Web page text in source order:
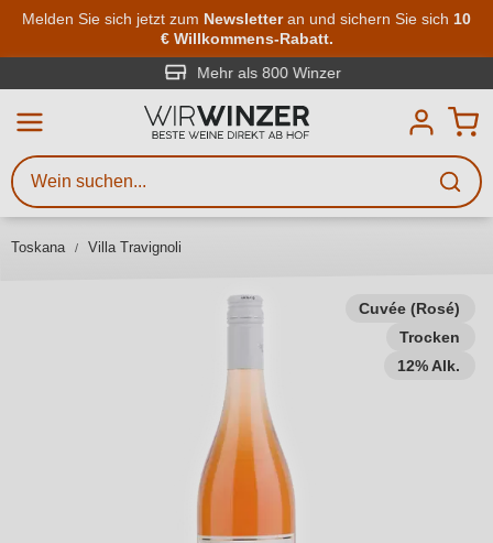
Zum Hauptinhalt springen
Melden Sie sich jetzt zum Newsletteran und sichern Sie sich 10
€ Willkommens-Rabatt.
Mehr als 800 Winzer
Toskana Villa Travignoli
Cuvée (Rosé)
Trocken
12% Alk.
Weinsuche
Mindestens 3 Zeichen eingeben
Beschreiben Sie, welchen Wein
Sie suchen – ob nach Geschmack,
Region, Winzer oder anderen